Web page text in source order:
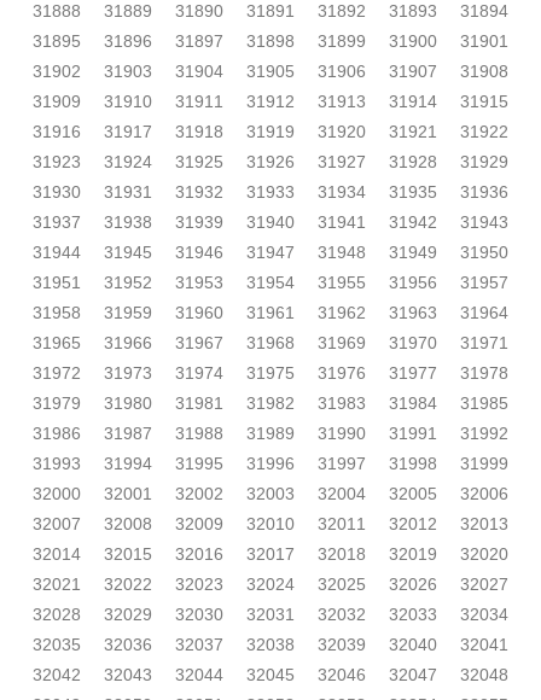
31888
31889 31890 31891 31892 31893
31894
31895
31896 31897 31898 31899 31900
31901
31902
31903 31904 31905 31906 31907
31908
31909
31910 31911 31912 31913 31914
31915
31916
31917 31918 31919 31920 31921
31922
31923
31924 31925 31926 31927 31928
31929
31930
31931 31932 31933 31934 31935
31936
31937
31938 31939 31940 31941 31942
31943
31944
31945 31946 31947 31948 31949
31950
31951
31952 31953 31954 31955 31956
31957
31958
31959 31960 31961 31962 31963
31964
31965
31966 31967 31968 31969 31970
31971
31972
31973 31974 31975 31976 31977
31978
31979
31980 31981 31982 31983 31984
31985
31986
31987 31988 31989 31990 31991
31992
31993
31994 31995 31996 31997 31998
31999
32000
32001 32002 32003 32004 32005
32006
32007
32008 32009 32010 32011 32012
32013
32014
32015 32016 32017 32018 32019
32020
32021
32022 32023 32024 32025 32026
32027
32028
32029 32030 32031 32032 32033
32034
32035
32036 32037 32038 32039 32040
32041
32042
32043 32044 32045 32046 32047
32048